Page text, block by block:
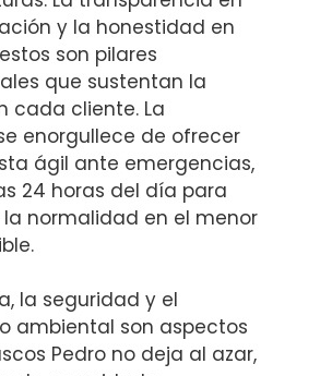
y la honestidad en
son pilares
que sustentan la
cada cliente. La
enorgullece de ofrecer
ágil ante emergencias,
24 horas del día para
normalidad en el menor
la seguridad y el
ambiental son aspectos
Pedro no deja al azar,